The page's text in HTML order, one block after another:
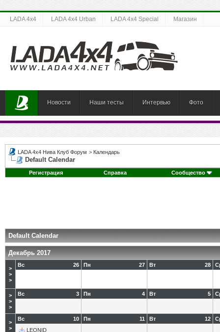
LADA 4x4 LADA 4x4 Urban LADA 4x4 Special Магазин
Новости Наши тесты Интервью Фото
LADA 4x4 Нива Клуб Форум > Календарь
Default Calendar
Регистрация Справка Сообщество
Default Calendar
Декабрь 2017
>
>
>
26
Вс 27
Пн 28
Вт
>
>
>
3
Вс 4
Пн 5
Вт
>
>
10
Вс
LEONID
11
Пн 12
Вт